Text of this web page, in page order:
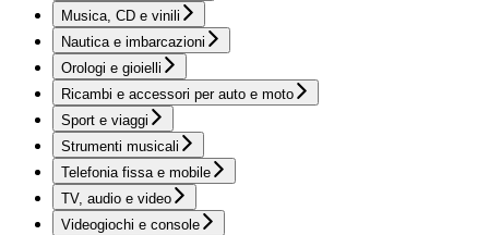
Musica, CD e vinili
Nautica e imbarcazioni
Orologi e gioielli
Ricambi e accessori per auto e moto
Sport e viaggi
Strumenti musicali
Telefonia fissa e mobile
TV, audio e video
Videogiochi e console